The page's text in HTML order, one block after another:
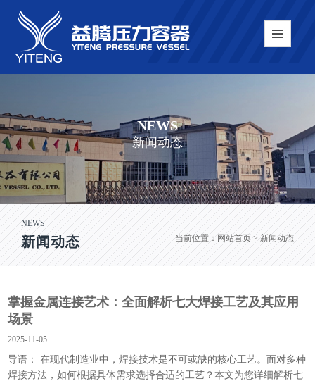
NEWS
新闻动态
NEWS
新闻动态 当前位置： 网站首页> 新闻动态
掌握金属连接艺术：全面解析七大焊接工艺及其应用
场景
2025-11-05
导语： 在现代制造业中，焊接技术是不可或缺的核心工艺。面对多种
焊接方法，如何根据具体需求选择合适的工艺？本文为您详细解析七